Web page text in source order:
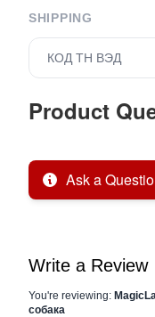
SHIPPING
КОД ТН ВЭД
Product
Ask a
Write a Review
You're reviewing:
собака